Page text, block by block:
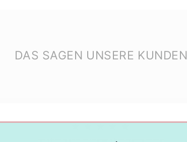
DAS SAGEN UNSERE KUNDEN